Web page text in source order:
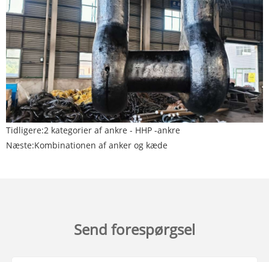
Tidligere:2 kategorier af ankre - HHP -ankre
Næste:Kombinationen af ​​anker og kæde
Send forespørgsel